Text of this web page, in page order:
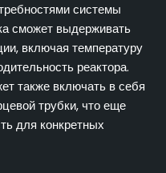
системы
сможет выдерживать
включая температуру
реактора.
также включать в себя
трубки, что еще
для конкретных